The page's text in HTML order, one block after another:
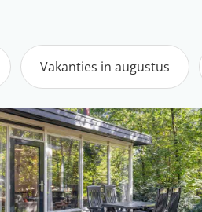
Vakanties in augustus